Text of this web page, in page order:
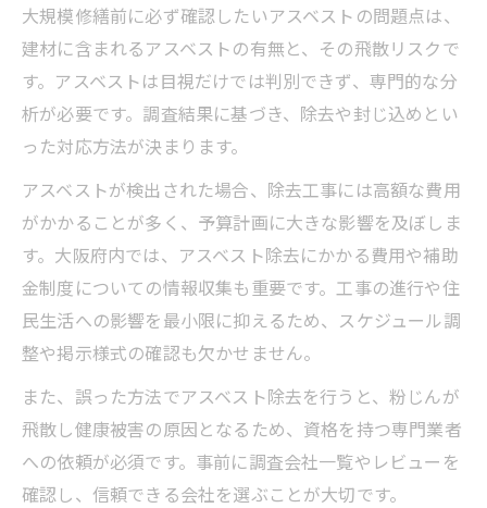
流れ
現地確認から報告書作成までの実施手順を
解説
適切なアスベスト分析会社の選び方ポイン
ト
事前調査結果の掲示と報告までのポイント
大阪府で活用できる助成金と補助金の使い方
マンション大規模修繕の補助金対象となる
アスベスト調査
大阪府で利用可能なアスベスト調査助成制
度の概要
補助金活用でアスベスト除去費用を抑える
コツ
申請時に押さえたい補助金・助成金の条件
大規模修繕前に必ず確認したいアスベストの問題点は、
建材に含まれるアスベストの有無と、その飛散リスクで
す。アスベストは目視だけでは判別できず、専門的な分
析が必要です。調査結果に基づき、除去や封じ込めとい
った対応方法が決まります。
アスベストが検出された場合、除去工事には高額な費用
がかかることが多く、予算計画に大きな影響を及ぼしま
す。大阪府内では、アスベスト除去にかかる費用や補助
金制度についての情報収集も重要です。工事の進行や住
民生活への影響を最小限に抑えるため、スケジュール調
整や掲示様式の確認も欠かせません。
また、誤った方法でアスベスト除去を行うと、粉じんが
飛散し健康被害の原因となるため、資格を持つ専門業者
への依頼が必須です。事前に調査会社一覧やレビューを
確認し、信頼できる会社を選ぶことが大切です。